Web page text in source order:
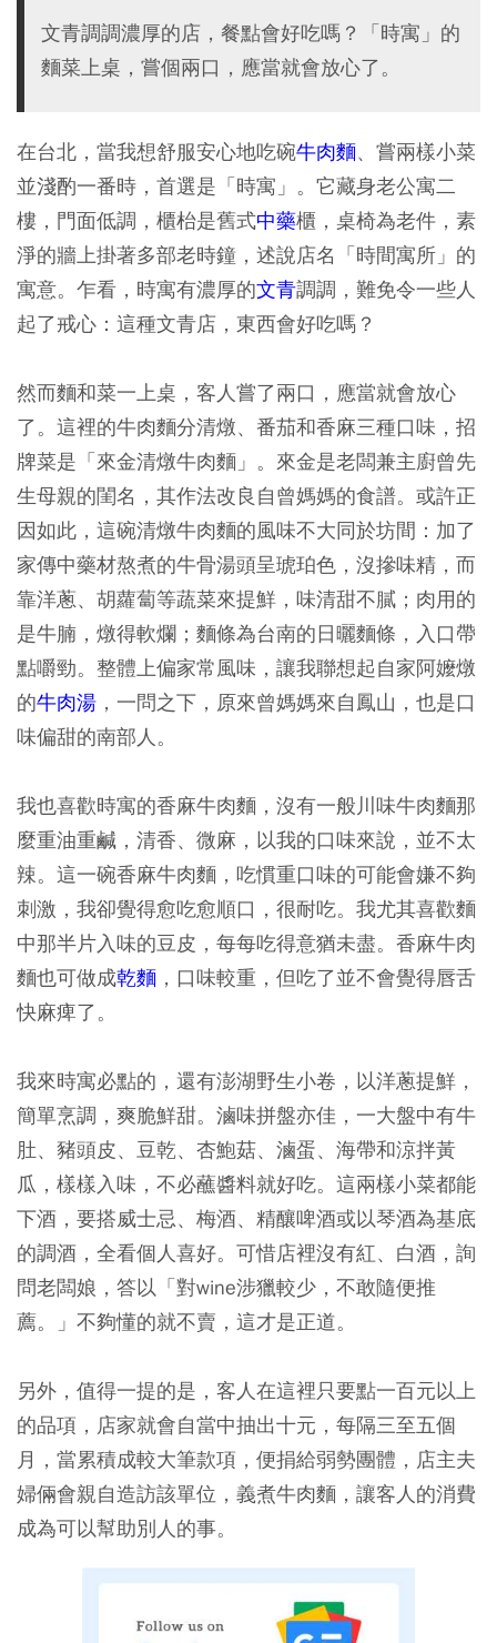
文青調調濃厚的店，餐點會好吃嗎？「時寓」的
麵菜上桌，嘗個兩口，應當就會放心了。
在台北，當我想舒服安心地吃碗牛肉麵、嘗兩樣小菜
並淺酌一番時，首選是「時寓」。它藏身老公寓二
樓，門面低調，櫃枱是舊式中藥櫃，桌椅為老件，素
淨的牆上掛著多部老時鐘，述說店名「時間寓所」的
寓意。乍看，時寓有濃厚的文青調調，難免令一些人
起了戒心：這種文青店，東西會好吃嗎？
然而麵和菜一上桌，客人嘗了兩口，應當就會放心
了。這裡的牛肉麵分清燉、番茄和香麻三種口味，招
牌菜是「來金清燉牛肉麵」。來金是老闆兼主廚曾先
生母親的閨名，其作法改良自曾媽媽的食譜。或許正
因如此，這碗清燉牛肉麵的風味不大同於坊間：加了
家傳中藥材熬煮的牛骨湯頭呈琥珀色，沒摻味精，而
靠洋蔥、胡蘿蔔等蔬菜來提鮮，味清甜不膩；肉用的
是牛腩，燉得軟爛；麵條為台南的日曬麵條，入口帶
點嚼勁。整體上偏家常風味，讓我聯想起自家阿嬤燉
的牛肉湯 ，一問之下，原來曾媽媽來自鳳山，也是口
味偏甜的南部人。
我也喜歡時寓的香麻牛肉麵，沒有一般川味牛肉麵那
麼重油重鹹，清香、微麻，以我的口味來說，並不太
辣。這一碗香麻牛肉麵，吃慣重口味的可能會嫌不夠
刺激，我卻覺得愈吃愈順口，很耐吃。我尤其喜歡麵
中那半片入味的豆皮，每每吃得意猶未盡。香麻牛肉
麵也可做成乾麵 ，口味較重，但吃了並不會覺得唇舌
快麻痺了。
我來時寓必點的，還有澎湖野生小卷，以洋蔥提鮮，
簡單烹調，爽脆鮮甜。滷味拼盤亦佳，一大盤中有牛
肚、豬頭皮、豆乾、杏鮑菇、滷蛋、海帶和涼拌黃
瓜，樣樣入味，不必蘸醬料就好吃。這兩樣小菜都能
下酒，要搭威士忌、梅酒、精釀啤酒或以琴酒為基底
的調酒，全看個人喜好。可惜店裡沒有紅、白酒，詢
問老闆娘，答以「對wine涉獵較少，不敢隨便推
薦。」不夠懂的就不賣，這才是正道。
另外，值得一提的是，客人在這裡只要點一百元以上
的品項，店家就會自當中抽出十元，每隔三至五個
月，當累積成較大筆款項，便捐給弱勢團體，店主夫
婦倆會親自造訪該單位，義煮牛肉麵，讓客人的消費
成為可以幫助別人的事。